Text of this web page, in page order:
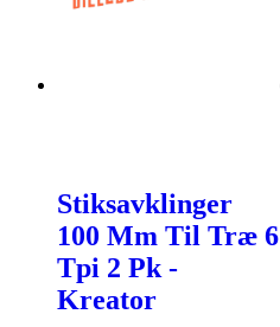
Stiksavklinger
100 Mm Til Træ 6
Tpi 2 Pk -
Kreator